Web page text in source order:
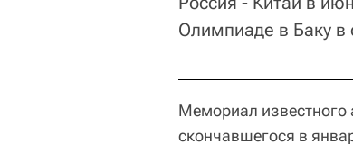
Олимпиаде в Баку в
Мемориал известного
скончавшегося в